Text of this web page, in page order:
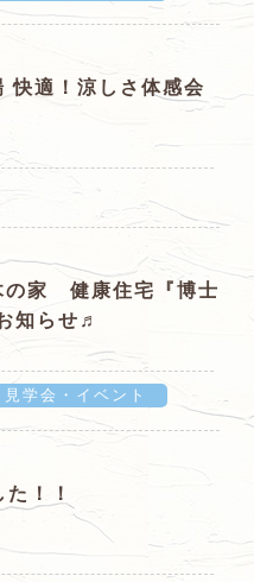
河市みさか）開催
快適！涼しさ体感会
会（伊達市扇田）開
見学会・イベント
の家 健康住宅『博士
知らせ♬
士の家 八溝』完成
！！